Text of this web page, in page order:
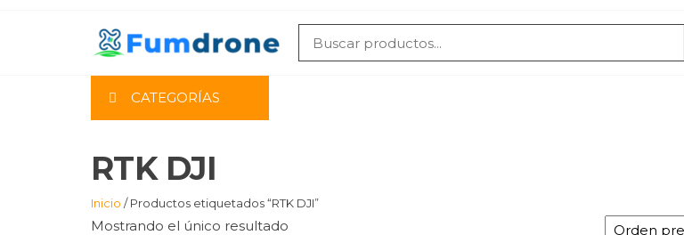
CATEGORÍAS
RTK DJI
Inicio / Productos etiquetados “RTK DJI”
Mostrando el único resultado